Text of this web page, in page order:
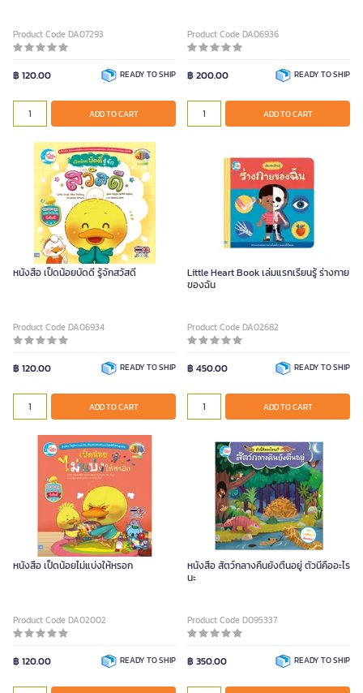
Product Code DA07293
฿ 120.00 READY TO SHIP
ADD TO CART
Product Code DA06936
฿ 200.00 READY TO SHIP
ADD TO CART
หนังสือ เป็ดน้อยบัดดี้ รู้จักสวัสดี
Product Code DA06934
฿ 120.00 READY TO SHIP
ADD TO CART
Little Heart Book เล่มแรกเรียนรู้ ร่างกาย
ของฉัน
Product Code DA02682
฿ 450.00 READY TO SHIP
ADD TO CART
หนังสือ เป็ดน้อยไม่แบ่งให้หรอก
Product Code DA02002
฿ 120.00 READY TO SHIP
หนังสือ สัตว์กลางคืนยังตื่นอยู่ ตัวนี้คืออะไร
นะ
Product Code D095337
฿ 350.00 READY TO SHIP